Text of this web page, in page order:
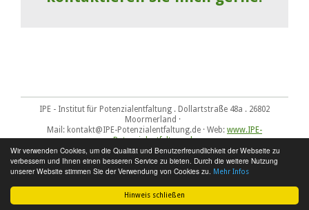
Hinweis schließen
Wir verwenden Cookies, um die Qualität und Benutzerfreundlichkeit der Webseite zu
verbessern und Ihnen einen besseren Service zu bieten. Durch die weitere Nutzung
unserer Website stimmen Sie der Verwendung von Cookies zu. Mehr Infos
IPE - Institut für Potenzialentfaltung . Dollartstraße 48a . 26802
Moormerland ·
Mail: kontakt@IPE-Potenzialentfaltung.de · Web: www.IPE-
Potenzialentfaltung.de
Impressum-Datenschutz-Sitemap